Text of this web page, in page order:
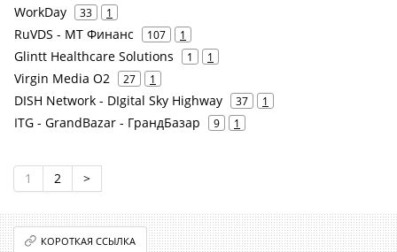
WorkDay 33 1
RuVDS - МТ Финанс 107 1
Glintt Healthcare Solutions 1 1
Virgin Media O2 27 1
DISH Network - DIgital Sky Highway 37 1
ITG - GrandBazar - ГрандБазар 9 1
1 2 >
КОРОТКАЯ ССЫЛКА